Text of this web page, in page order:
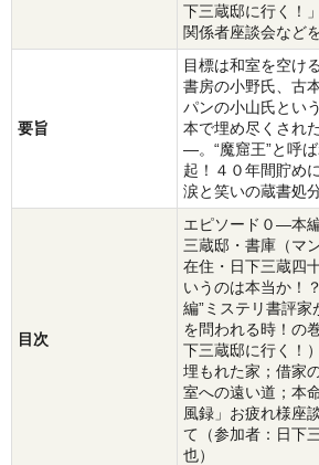
下三蔵邸に行く！
関係者座談会など
要旨
目標は和室を空け
書房の小野氏、古
パンの小山氏とい
本で埋め尽くされ
―。“魔窟王”と呼
起！４０年間貯め
涙と笑いの蔵書処
目次
エピソード０―本
三蔵邸・書庫（マ
在住・日下三蔵四
いうのは本当か！
編”ミステリ書評
を問われる時！の
下三蔵邸に行く！
埋もれた家；借家
室への遠い道；本
風録」お疲れ様座
て（参加者：日下
也）